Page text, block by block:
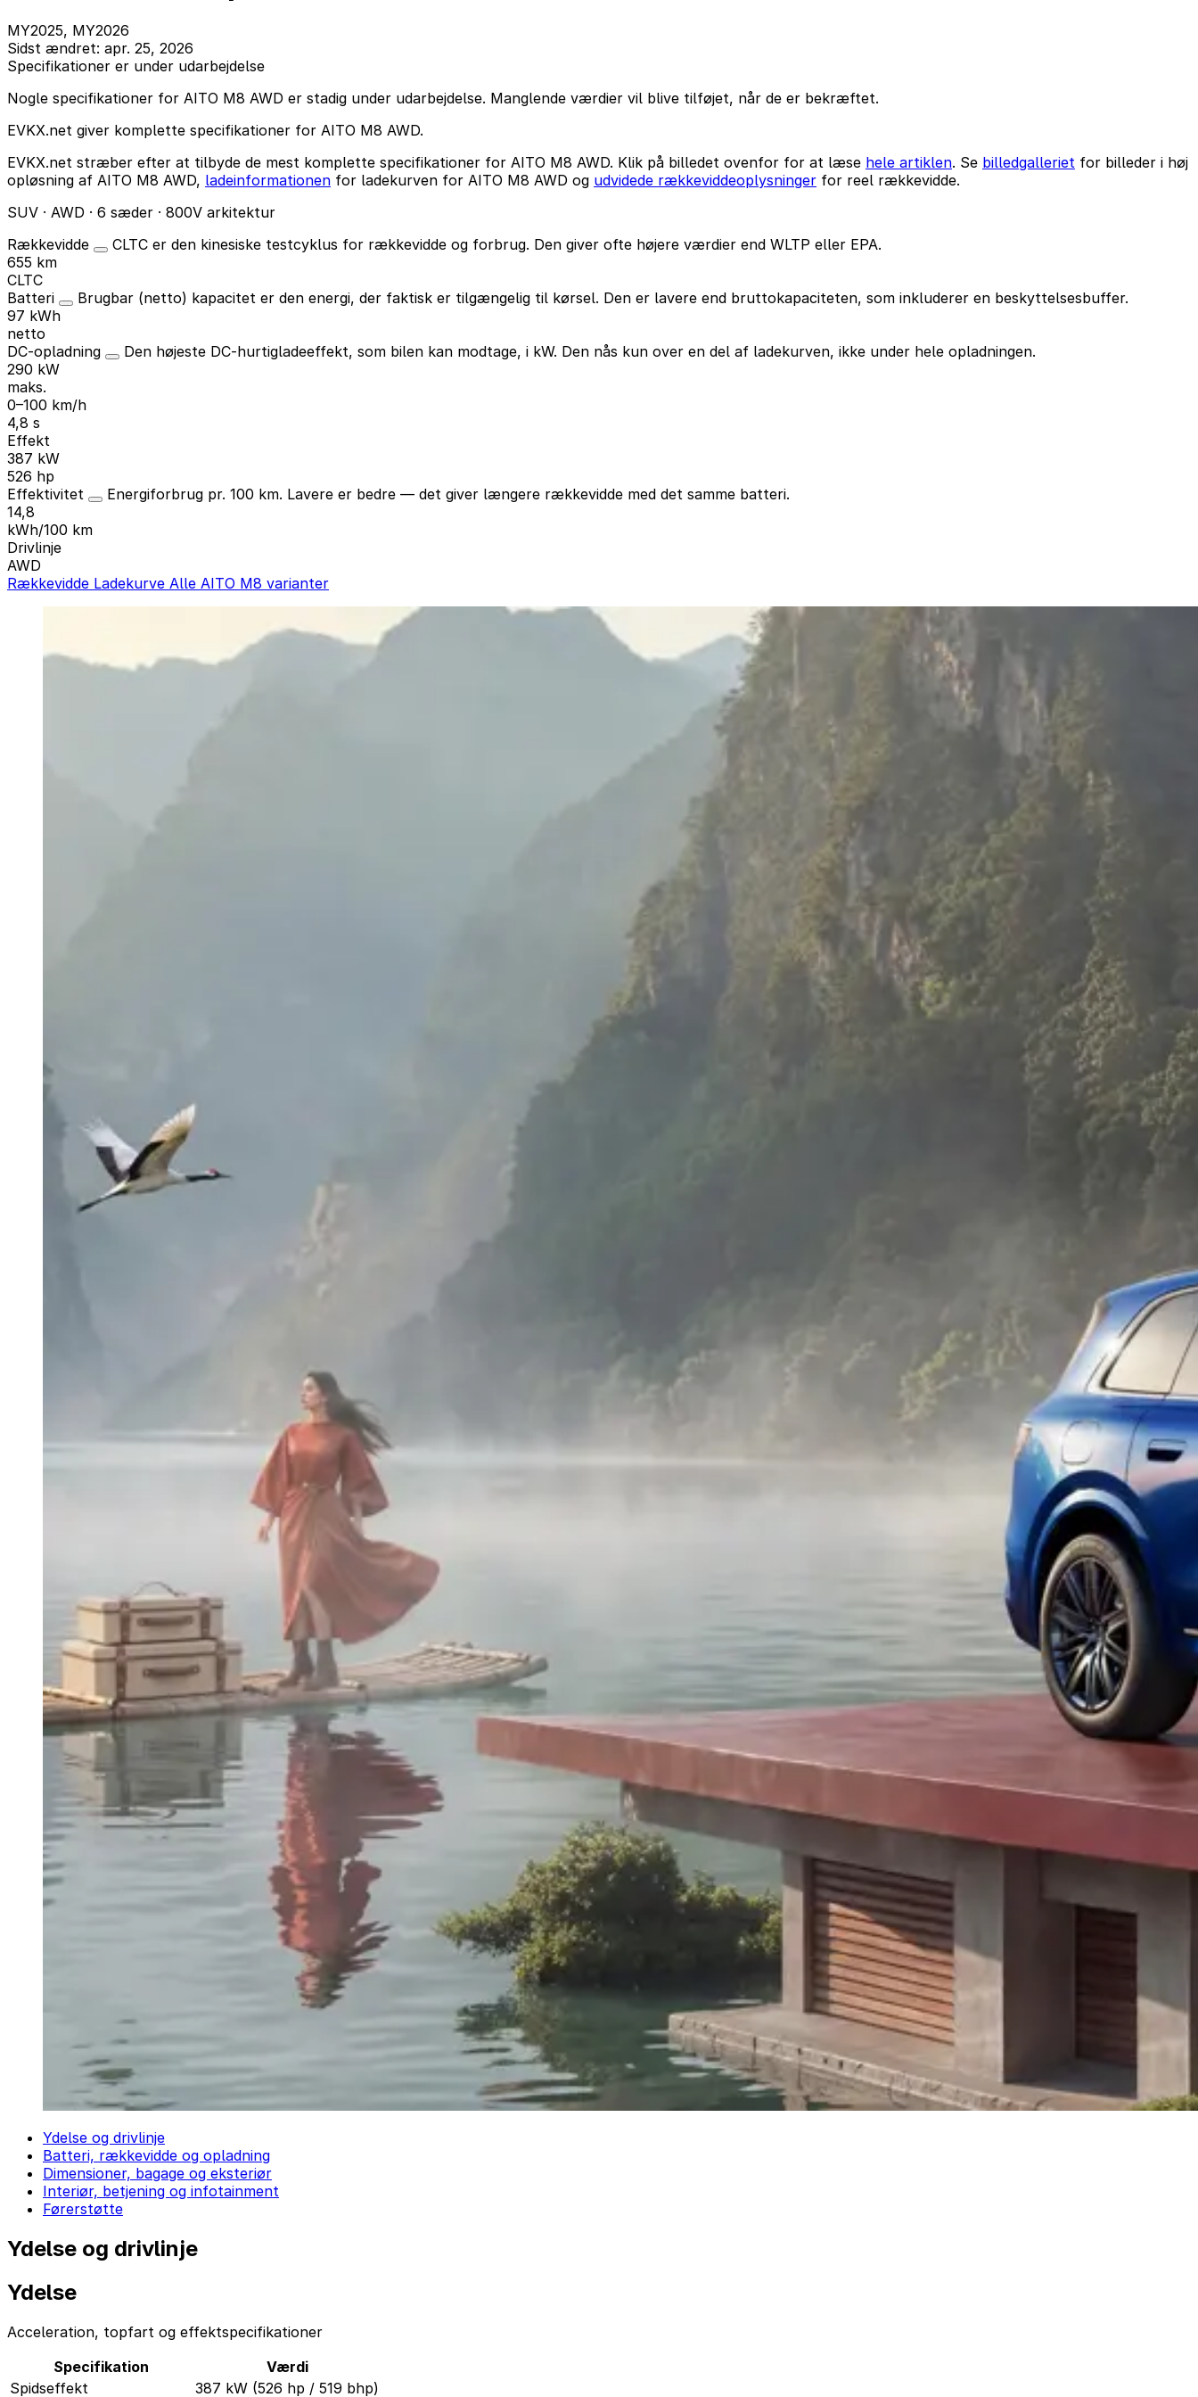
MY2025, MY2026
Sidst ændret: apr. 25, 2026
Specifikationer er under udarbejdelse
Nogle specifikationer for AITO M8 AWD er stadig under udarbejdelse. Manglende værdier vil blive tilføjet, når de er bekræftet.
EVKX.net giver komplette specifikationer for AITO M8 AWD.
EVKX.net stræber efter at tilbyde de mest komplette specifikationer for AITO M8 AWD. Klik på billedet ovenfor for at læse hele artiklen. Se billedgalleriet for billeder i høj
opløsning af AITO M8 AWD, ladeinformationen for ladekurven for AITO M8 AWD og udvidede rækkeviddeoplysninger for reel rækkevidde.
SUV · AWD · 6 sæder · 800V arkitektur
Rækkevidde
CLTC er den kinesiske testcyklus for rækkevidde og forbrug. Den giver ofte højere værdier end WLTP eller EPA.
655 km
CLTC
Batteri
Brugbar (netto) kapacitet er den energi, der faktisk er tilgængelig til kørsel. Den er lavere end bruttokapaciteten, som inkluderer en beskyttelsesbuffer.
97 kWh
netto
DC-opladning
Den højeste DC-hurtigladeeffekt, som bilen kan modtage, i kW. Den nås kun over en del af ladekurven, ikke under hele opladningen.
290 kW
maks.
0–100 km/h
4,8 s
Effekt
387 kW
526 hp
Effektivitet
Energiforbrug pr. 100 km. Lavere er bedre — det giver længere rækkevidde med det samme batteri.
14,8
kWh/100 km
Drivlinje
AWD
Rækkevidde Ladekurve Alle AITO M8 varianter
Ydelse og drivlinje
Batteri, rækkevidde og opladning
Dimensioner, bagage og eksteriør
Interiør, betjening og infotainment
Førerstøtte
Ydelse og drivlinje
Ydelse
Acceleration, topfart og effektspecifikationer
Specifikation
Værdi
Spidseffekt
387 kW (526 hp / 519 bhp)